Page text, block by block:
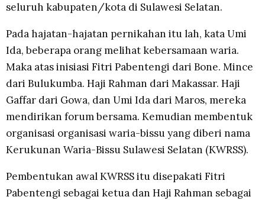
seluruh kabupaten/kota di Sulawesi Selatan.
Pada hajatan-hajatan pernikahan itu lah, kata Umi
Ida, beberapa orang melihat kebersamaan waria.
Maka atas inisiasi Fitri Pabentengi dari Bone. Mince
dari Bulukumba. Haji Rahman dari Makassar. Haji
Gaffar dari Gowa, dan Umi Ida dari Maros, mereka
mendirikan forum bersama. Kemudian membentuk
organisasi organisasi waria-bissu yang diberi nama
Kerukunan Waria-Bissu Sulawesi Selatan (KWRSS).
Pembentukan awal KWRSS itu disepakati Fitri
Pabentengi sebagai ketua dan Haji Rahman sebagai